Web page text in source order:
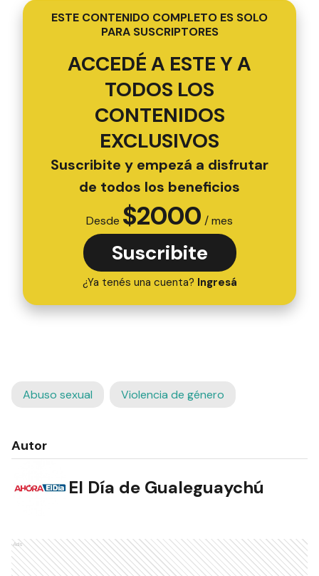
ESTE CONTENIDO COMPLETO ES SOLO
PARA SUSCRIPTORES
ACCEDÉ A ESTE Y A
TODOS LOS
CONTENIDOS
EXCLUSIVOS
Suscribite y empezá a disfrutar
de todos los beneficios
Desde $2000 / mes
Suscribite
¿Ya tenés una cuenta? Ingresá
Abuso sexual Violencia de género
Autor
El Día de Gualeguaychú
Ads